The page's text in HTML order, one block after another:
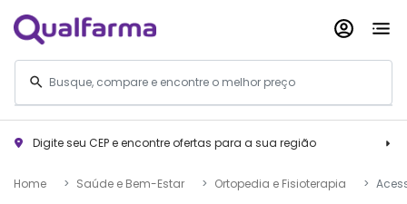
Digite seu CEP e encontre ofertas para a sua região
Home Saúde e Bem-Estar Ortopedia e Fisioterapia